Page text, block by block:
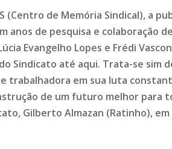
(Centro de Memória Sindical), a
anos de pesquisa e colaboração
Evangelho Lopes e Frédi
Sindicato até aqui. Trata-se sim
trabalhadora em sua luta
de um futuro melhor para
Gilberto Almazan (Ratinho),